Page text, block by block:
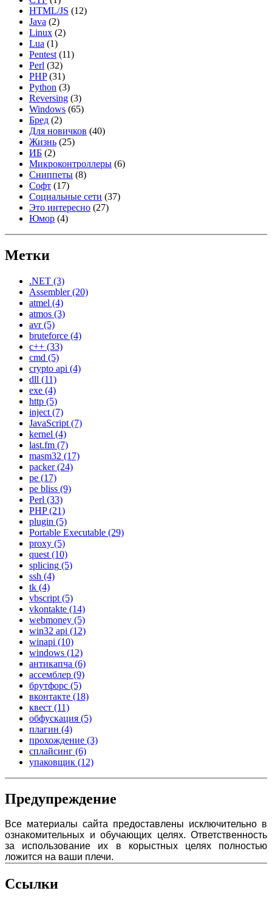
HTML/JS (12)
Java (2)
Linux (2)
Lua (1)
Pentest (11)
Perl (32)
PHP(31)
Python (3)
Reversing (3)
Windows (65)
Бред (2)
Для новичков (40)
Жизнь (25)
ИБ (2)
Микроконтроллеры (6)
Сниппеты (8)
Софт (17)
Социальные сети (37)
Это интересно (27)
Юмор (4)
Метки
.NET (3)
Assembler(20)
atmel (4)
atmos (3)
avr(5)
bruteforce (4)
c++ (33)
cmd (5)
crypto api (4)
dll (11)
exe (4)
http (5)
inject (7)
JavaScript (7)
kernel (4)
last.fm (7)
masm32 (17)
packer(24)
pe (17)
pe bliss (9)
Perl (33)
PHP(21)
plugin (5)
Portable Executable (29)
proxy (5)
quest (10)
splicing (5)
ssh (4)
tk (4)
vbscript (5)
vkontakte (14)
webmoney (5)
win32 api (12)
winapi (10)
windows (12)
антикапча (6)
ассемблер (9)
брутфорс (5)
вконтакте (18)
квест (11)
обфускация (5)
плагин (4)
прохождение (3)
сплайсинг (6)
упаковщик (12)
Предупреждение
Все материалы сайта предоставлены исключительно в
ознакомительных и обучающих целях. Ответственность
за использование их в корыстных целях полностью
ложится на ваши плечи.
Ссылки